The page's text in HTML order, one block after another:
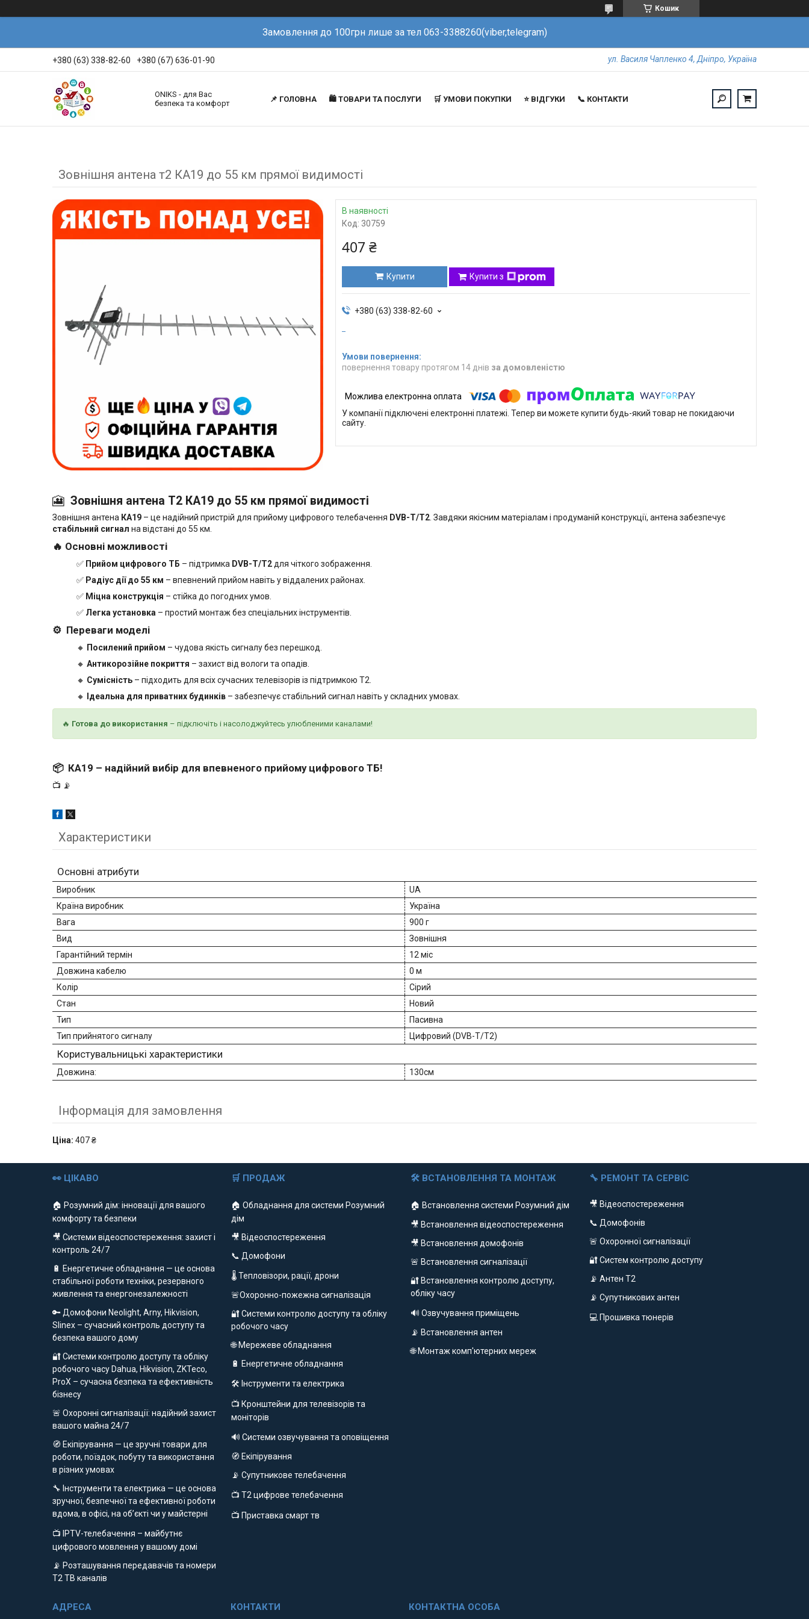
Кошик
Замовлення до 100грн лише за тел 063-3388260(viber,telegram)
+380 (63) 338-82-60 +380 (67) 636-01-90 ул. Василя Чапленко 4, Дніпро, Україна
ONIKS - для Вас
безпека та комфорт
📌 ГОЛОВНА 🛍️ ТОВАРИ ТА ПОСЛУГИ 🛒 УМОВИ ПОКУПКИ ⭐️ ВІДГУКИ 📞 КОНТАКТИ
Зовнішня антена т2 КА19 до 55 км прямої видимості
В наявності
Код: 30759
407 ₴
Купити Купити з
+380 (63) 338-82-60
повернення товару протягом 14 днів за домовленістю
У компанії підключені електронні платежі. Тепер ви можете купити будь-який товар не покидаючи
сайту.
🎦 Зовнішня антена T2 КА19 до 55 км прямої видимості
Зовнішня антена КА19 – це надійний пристрій для прийому цифрового телебачення DVB-T/T2. Завдяки якісним матеріалам і продуманій конструкції, антена забезпечує
стабільний сигнал на відстані до 55 км.
🔥 Основні можливості
✅ Прийом цифрового ТБ – підтримка DVB-T/T2для чіткого зображення.
✅ Радіус дії до 55 км – впевнений прийом навіть у віддалених районах.
✅ Міцна конструкція – стійка до погодних умов.
✅ Легка установка – простий монтаж без спеціальних інструментів.
⚙ Переваги моделі
🔸 Посилений прийом – чудова якість сигналу без перешкод.
🔸 Антикорозійне покриття – захист від вологи та опадів.
🔸 Сумісність – підходить для всіх сучасних телевізорів із підтримкою T2.
🔸
Ідеальна для приватних будинків – забезпечує стабільний сигнал навіть у складних умовах.
🔥 Готова до використання – підключіть і насолоджуйтесь улюбленими каналами!
📦 КА19 – надійний вибір для впевненого прийому цифрового ТБ!
📺 📡
Характеристики
Основні атрибути
Виробник
UA
Країна виробник
Україна
Вага
900 г
Вид
Зовнішня
Гарантійний термін
12 міс
Довжина кабелю
0 м
Колір
Сірий
Стан
Новий
Тип
Пасивна
Тип прийнятого сигналу
Цифровий (DVB-T/T2)
Користувальницькі характеристики
Довжина: 130см
Інформація для замовлення
Ціна: 407 ₴
👀 ЦІКАВО
🏠 Розумний дім: інновації для вашого
комфорту та безпеки
🎥 Системи відеоспостереження: захист і
контроль 24/7
🔋 Енергетичне обладнання — це основа
стабільної роботи техніки, резервного
живлення та енергонезалежності
🔑 Домофони Neolight, Arny, Hikvision,
Slinex – сучасний контроль доступу та
безпека вашого дому
🔐 Системи контролю доступу та обліку
робочого часу Dahua, Hikvision, ZKTeco,
ProX – сучасна безпека та ефективність
бізнесу
🚨 Охоронні сигналізації: надійний захист
вашого майна 24/7
🧭 Екіпірування — це зручні товари для
роботи, поїздок, побуту та використання
в різних умовах
🔧 Інструменти та електрика — це основа
зручної, безпечної та ефективної роботи
вдома, в офісі, на об’єкті чи у майстерні
📺 IPTV-телебачення – майбутнє
цифрового мовлення у вашому домі
📡 Розташування передавачів та номери
Т2 ТВ каналів
🛒 ПРОДАЖ
🏠 Обладнання для системи Розумний
дім
🎥 Відеоспостереження
📞 Домофони
🌡 Тепловізори, рації, дрони
🚨Охоронно-пожежна сигналізація
🔐 Системи контролю доступу та обліку
робочого часу
🌐 Мережеве обладнання
🔋 Енергетичне обладнання
🛠️ Інструменти та електрика
📺 Кронштейни для телевізорів та
моніторів
🔊 Системи озвучування та оповіщення
🧭 Екіпірування
📡 Супутникове телебачення
📺 Т2 цифрове телебачення
📺 Приставка смарт тв
🛠 ВСТАНОВЛЕННЯ ТА МОНТАЖ
🏠 Встановлення системи Розумний дім
🎥 Встановлення відеоспостереження
🎥 Встановлення домофонів
🚨 Встановлення сигналізації
🔐 Встановлення контролю доступу,
обліку часу
🔊 Озвучування приміщень
📡 Встановлення антен
🌐 Монтаж комп'ютерних мереж
🔧 РЕМОНТ ТА СЕРВІС
🎥 Відеоспостереження
📞 Домофонів
🚨 Охоронної сигналізації
🔐 Систем контролю доступу
📡 Антен Т2
📡 Супутникових антен
💻 Прошивка тюнерів